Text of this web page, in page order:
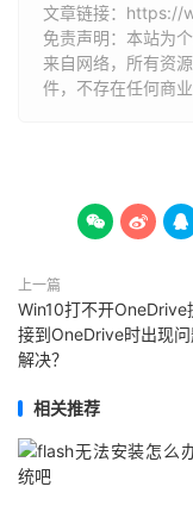
文章链接： https://
免责声明：本站为
来自网络，所有资
件，不存在任何商业
  
上一篇
Win10打不开OneDrive
接到OneDrive时出现问
解决？
相关推荐